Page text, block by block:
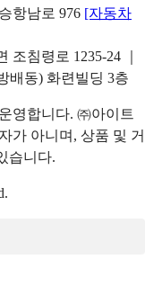
항남로 976 [자동차
침령로 1235-24 ｜
배동) 화련빌딩 3층
영합니다. ㈜아이트
가 아니며, 상품 및 거
습니다.